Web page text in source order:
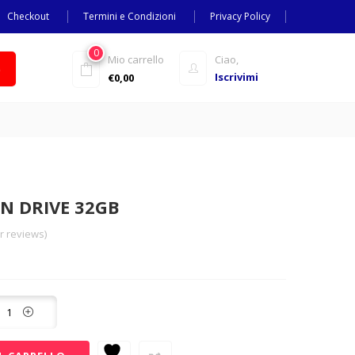
Checkout Termini e Condizioni Privacy Policy
Ciao,
Iscrivimi
0
Mio carrello
€0,00
DRIVE 32GB
reviews)